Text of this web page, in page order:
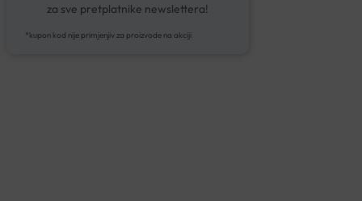
za sve pretplatnike newslettera!
*kupon kod nije primjenjiv za proizvode na akciji